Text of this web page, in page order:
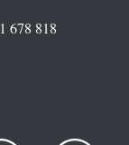
678 818